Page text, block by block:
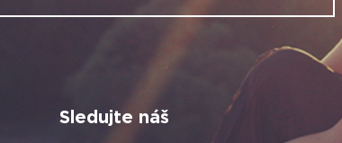
Sledujte náš